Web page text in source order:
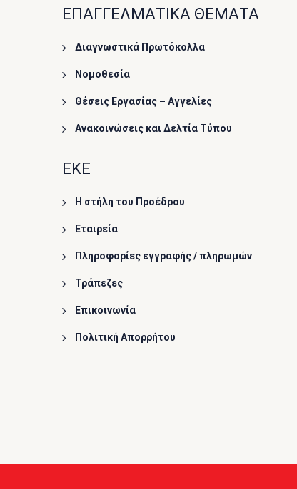
ΕΠΑΓΓΕΛΜΑΤΙΚΑ ΘΕΜΑΤΑ
Διαγνωστικά Πρωτόκολλα
Νομοθεσία
Θέσεις Εργασίας – Αγγελίες
Ανακοινώσεις και Δελτία Τύπου
ΕΚΕ
Η στήλη του Προέδρου
Εταιρεία
Πληροφορίες εγγραφής / πληρωμών
Τράπεζες
Επικοινωνία
Πολιτική Απορρήτου